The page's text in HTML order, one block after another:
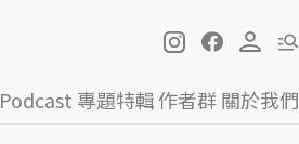
Podcast 專題特輯作者群關於我們